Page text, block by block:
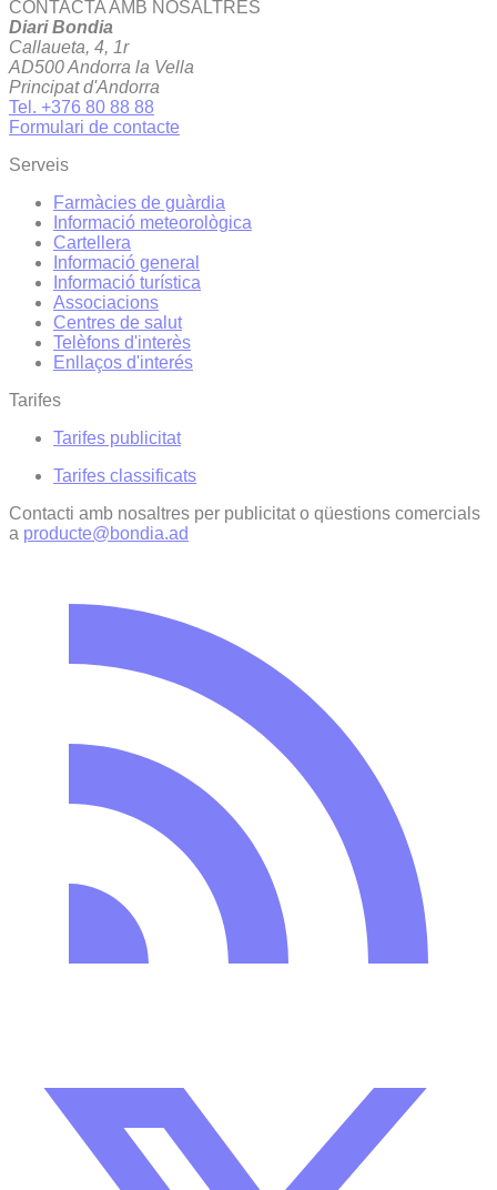
CONTACTA AMB NOSALTRES
Diari Bondia
Callaueta, 4, 1r
AD500 Andorra la Vella
Principat d'Andorra
Tel. +376 80 88 88
Formulari de contacte
Serveis
Farmàcies de guàrdia
Informació meteorològica
Cartellera
Informació general
Informació turística
Associacions
Centres de salut
Telèfons d'interès
Enllaços d'interés
Tarifes
Tarifes publicitat
Tarifes classificats
Contacti amb nosaltres per publicitat o qüestions comercials
a producte@bondia.ad